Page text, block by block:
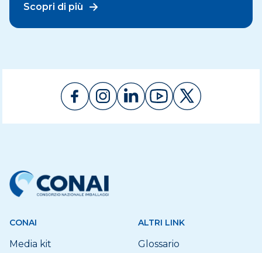
Scopri di più
CONAI
Media kit
ALTRI LINK
Glossario